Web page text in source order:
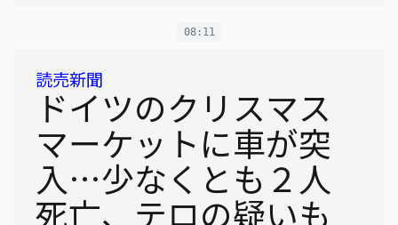
08:11
読売新聞
ドイツのクリスマス
マーケットに車が突
入…少なくとも２人
死亡、テロの疑いも